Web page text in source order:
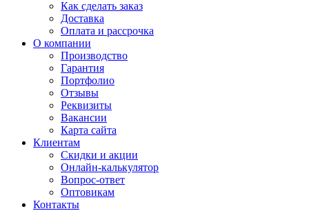
Как сделать заказ
Доставка
Оплата и рассрочка
О компании
Производство
Гарантия
Портфолио
Отзывы
Реквизиты
Вакансии
Карта сайта
Клиентам
Скидки и акции
Онлайн-калькулятор
Вопрос-ответ
Оптовикам
Контакты